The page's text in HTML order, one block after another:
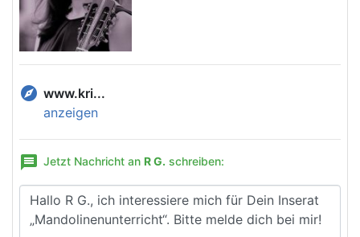
explore www.kri...
anzeigen
message Jetzt Nachricht an R G. schreiben: